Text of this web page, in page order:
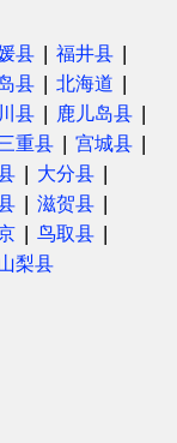
县
福井县
县
北海道
县
鹿儿岛县
重县
宫城县
大分县
滋贺县
鸟取县
梨县